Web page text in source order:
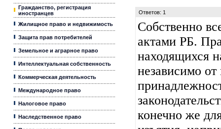
Гражданство, регистрация
иностранцев
Жилищное право и недвижимость
Защита прав потребителей
Земельное и аграрное право
Интеллектуальная собственность
Коммерческая деятельность
Международное право
Налоговое право
Наследственное право
Ответов: 1
Собственно
актами РБ.
находящихся
независимо
конечно же